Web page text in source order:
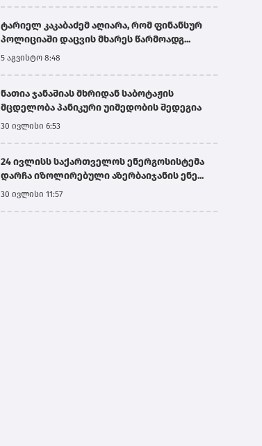
ტარიელ კაკაბაძემ აღიარა, რომ ფინანსურ
პოლიციაში დაცვის მხარეს წარმოადგ...
5 აგვისტო 8:48
ნათია ჯანაშიას მხრიდან საბოტაჟის
მცდელობა პანიკური უიმედობის შედეგია
30 ივლისი 6:53
24 ივლისს საქართველოს ენერგოსისტემა
დარჩა იზოლირებული აზერბაიჯანის ენე...
30 ივლისი 11:57